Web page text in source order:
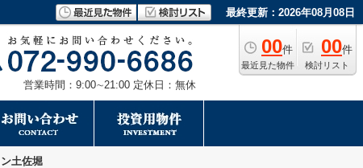
最終更新：2026年08月08日
00件
最近見た物件
00件
検討リスト
営業時間：9:00∼21:00 定休日：無休
土佐堀